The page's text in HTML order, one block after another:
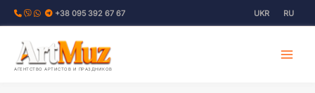
Перейти
+38 095 392 67 67 UKR RU
АГЕНТСТВО АРТИСТОВ И ПРАЗДНИКОВ